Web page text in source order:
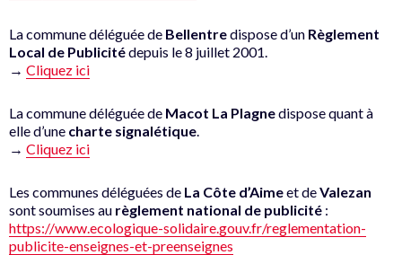
La commune déléguée de Bellentredispose d’un Règlement
Local de Publicitédepuis le 8 juillet 2001.
→ Cliquez ici
La commune déléguée de Macot La Plagnedispose quant à
elle d’une charte signalétique
→ Cliquez ici
Les communes déléguées de La Côte d’Aimeet deValezan
sont soumises au règlement national de publicité :
https://www.ecologique-solidaire.gouv.fr/reglementation-
publicite-enseignes-et-preenseignes